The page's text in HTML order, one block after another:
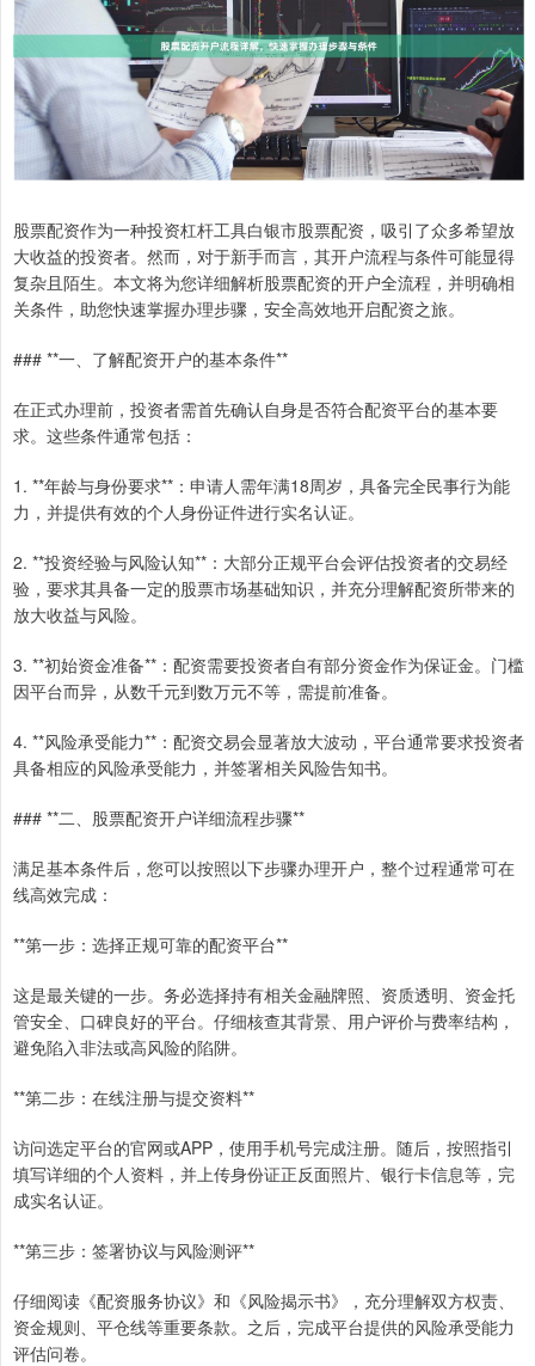
股票配资作为一种投资杠杆工具白银市股票配资，吸引了众多希望放
大收益的投资者。然而，对于新手而言，其开户流程与条件可能显得
复杂且陌生。本文将为您详细解析股票配资的开户全流程，并明确相
关条件，助您快速掌握办理步骤，安全高效地开启配资之旅。
### **一、了解配资开户的基本条件**
在正式办理前，投资者需首先确认自身是否符合配资平台的基本要
求。这些条件通常包括：
1. **年龄与身份要求**：申请人需年满18周岁，具备完全民事行为能
力，并提供有效的个人身份证件进行实名认证。
2. **投资经验与风险认知**：大部分正规平台会评估投资者的交易经
验，要求其具备一定的股票市场基础知识，并充分理解配资所带来的
放大收益与风险。
3. **初始资金准备**：配资需要投资者自有部分资金作为保证金。门槛
因平台而异，从数千元到数万元不等，需提前准备。
4. **风险承受能力**：配资交易会显著放大波动，平台通常要求投资者
具备相应的风险承受能力，并签署相关风险告知书。
### **二、股票配资开户详细流程步骤**
满足基本条件后，您可以按照以下步骤办理开户，整个过程通常可在
线高效完成：
**第一步：选择正规可靠的配资平台**
这是最关键的一步。务必选择持有相关金融牌照、资质透明、资金托
管安全、口碑良好的平台。仔细核查其背景、用户评价与费率结构，
避免陷入非法或高风险的陷阱。
**第二步：在线注册与提交资料**
访问选定平台的官网或APP，使用手机号完成注册。随后，按照指引
填写详细的个人资料，并上传身份证正反面照片、银行卡信息等，完
成实名认证。
**第三步：签署协议与风险测评**
仔细阅读《配资服务协议》和《风险揭示书》，充分理解双方权责、
资金规则、平仓线等重要条款。之后，完成平台提供的风险承受能力
评估问卷。